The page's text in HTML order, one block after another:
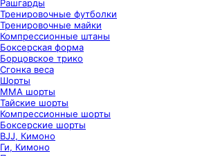
Рашгарды
Тренировочные футболки
Тренировочные майки
Компрессионные штаны
Боксерская форма
Борцовское трико
Сгонка веса
Шорты
ММА шорты
Тайские шорты
Компрессионные шорты
Боксерские шорты
BJJ, Кимоно
Ги, Кимоно